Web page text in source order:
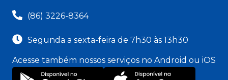
(86) 3226-8364
Segunda a sexta-feira de 7h30 às 13h30
Acesse também nossos serviços no Android ou iOS